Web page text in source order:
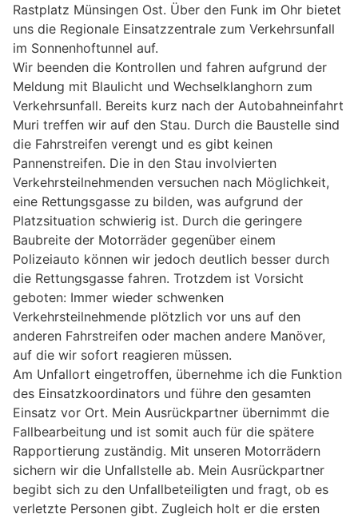
Rastplatz Münsingen Ost. Über den Funk im Ohr bietet
uns die Regionale Einsatzzentrale zum Verkehrsunfall
im Sonnenhoftunnel auf.
Wir beenden die Kontrollen und fahren aufgrund der
Meldung mit Blaulicht und Wechselklanghorn zum
Verkehrsunfall. Bereits kurz nach der Autobahneinfahrt
Muri treffen wir auf den Stau. Durch die Baustelle sind
die Fahrstreifen verengt und es gibt keinen
Pannenstreifen. Die in den Stau involvierten
Verkehrsteilnehmenden versuchen nach Möglichkeit,
eine Rettungsgasse zu bilden, was aufgrund der
Platzsituation schwierig ist. Durch die geringere
Baubreite der Motorräder gegenüber einem
Polizeiauto können wir jedoch deutlich besser durch
die Rettungsgasse fahren. Trotzdem ist Vorsicht
geboten: Immer wieder schwenken
Verkehrsteilnehmende plötzlich vor uns auf den
anderen Fahrstreifen oder machen andere Manöver,
auf die wir sofort reagieren müssen.
Am Unfallort eingetroffen, übernehme ich die Funktion
des Einsatzkoordinators und führe den gesamten
Einsatz vor Ort. Mein Ausrückpartner übernimmt die
Fallbearbeitung und ist somit auch für die spätere
Rapportierung zuständig. Mit unseren Motorrädern
sichern wir die Unfallstelle ab. Mein Ausrückpartner
begibt sich zu den Unfallbeteiligten und fragt, ob es
verletzte Personen gibt. Zugleich holt er die ersten